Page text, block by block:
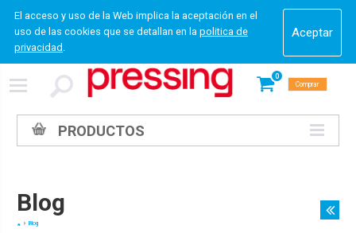
El acceso y uso de la Web implica la aceptación en el
uso de las cookies que se detallan en la politica de
privacidad .
0
Comprar
PRODUCTOS
Blog
Blog